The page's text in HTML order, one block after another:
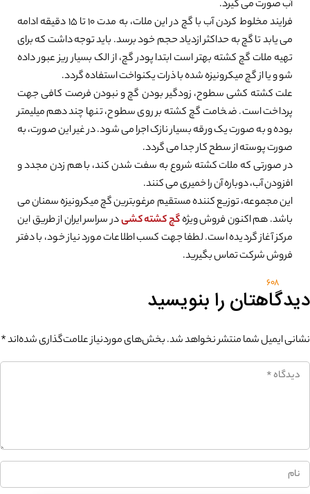
آب صورت می گیرد.
فرایند مخلوط کردن آب با گچ در این ملات، به مدت 10 تا 15 دقیقه ادامه
می یابد تا گچ به حداکثر ازدیاد حجم خود برسد. باید توجه داشت که برای
تهیه ملات گچ کشته بهتر است ابتدا پودر گچ، از الک بسیار ریز عبور داده
شو و یا از گچ میکرونیزه شده با ذرات یکنواخت استفاده گردد.
علت کشته کشی سطوح، زودگیر بودن گچ و نبودن فرصت کافی جهت
پرداخت است. ضخامت گچ کشته بر روی سطوح، تنها چند دهم میلیمتر
بوده و به صورت یک ورقه بسیار نازک اجرا می شود. در غیر این صورت، به
صورت پوسته از سطح کار جدا می گردد.
در صورتی که ملات کشته شروع به سفت شدن کند، با هم زدن مجدد و
افزودن آب، دوباره آن را خمیری می کنند.
این مجموعه، توزیع کننده مستقیم مرغوبترین گچ میکرونیزه سمنان می
باشد. هم اکنون فروش ویژهگچ کشته کشیدر سراسر ایران از طریق این
مرکز آغاز گردیده است. لطفا جهت کسب اطلاعات مورد نیاز خود، با دفتر
فروش شرکت تماس بگیرید.
608
دیدگاهتان را بنویسید
نشانی ایمیل شما منتشر نخواهد شد.بخش‌های موردنیاز علامت‌گذاری شده‌اند*
0%